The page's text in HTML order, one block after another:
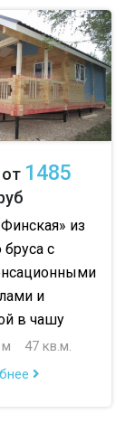
1485
из
бруса с
и
в чашу
м
47 кв.м.